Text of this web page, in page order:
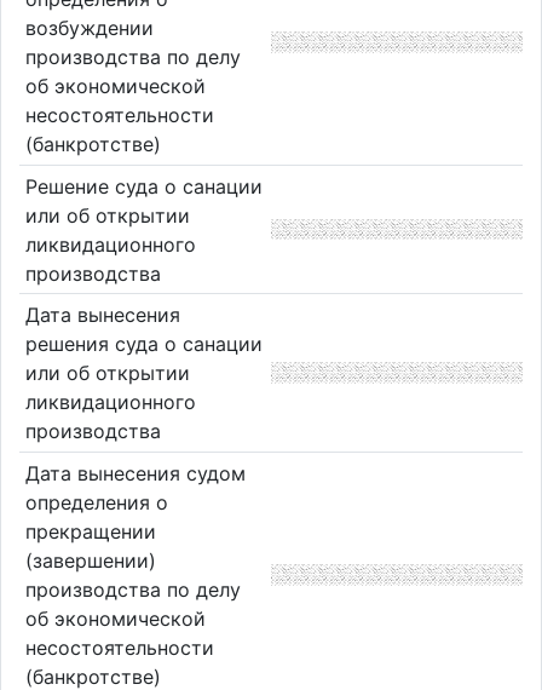
возбуждении
производства по делу
об экономической
несостоятельности
(банкротстве)
Решение суда о санации
или об открытии
ликвидационного
производства
Дата вынесения
решения суда о санации
или об открытии
ликвидационного
производства
Дата вынесения судом
определения о
прекращении
(завершении)
производства по делу
об экономической
несостоятельности
(банкротстве)